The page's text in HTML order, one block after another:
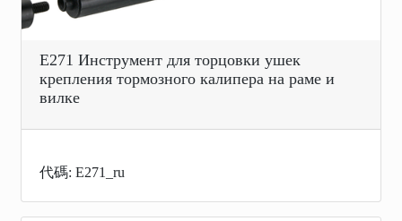
E271 Инструмент для торцовки ушек
крепления тормозного калипера на раме и
вилке
代碼: E271_ru